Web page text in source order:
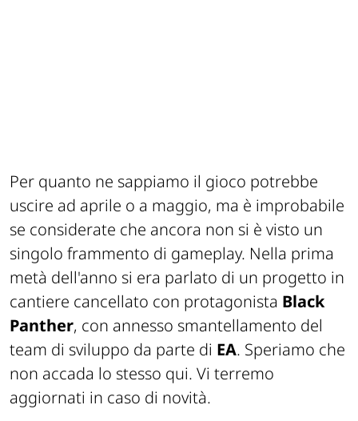
Per quanto ne sappiamo il gioco potrebbe
uscire ad aprile o a maggio, ma è improbabile
se considerate che ancora non si è visto un
singolo frammento di gameplay. Nella prima
metà dell'anno si era parlato di un progetto in
cantiere cancellato con protagonista Black
Panther, con annesso smantellamento del
team di sviluppo da parte di EA. Speriamo che
non accada lo stesso qui. Vi terremo
aggiornati in caso di novità.